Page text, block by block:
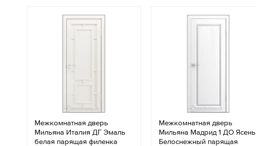
Межкомнатная дверь
Мильяна Италия ДГ Эмаль
белая парящая филенка
Межкомнатная дверь
Мильяна Мадрид 1 ДО Ясень
Белоснежный парящая